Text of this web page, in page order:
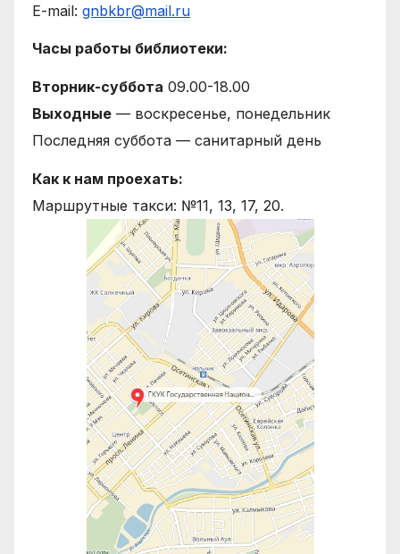
E-mail: gnbkbr@mail.ru
Часы работы библиотеки:
Вторник-суббота 09.00-18.00
Выходные — воскресенье, понедельник
Последняя суббота — санитарный день
Как к нам проехать:
Маршрутные такси: №11, 13, 17, 20.